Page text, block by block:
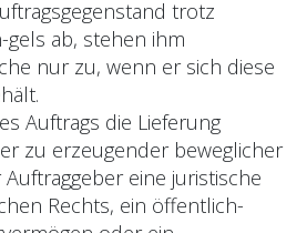
trotz
gels ab, stehen ihm
nur zu, wenn er sich diese
Auftrags die Lieferung
zu erzeugender beweglicher
eine juristische
Rechts, ein öffentlich-